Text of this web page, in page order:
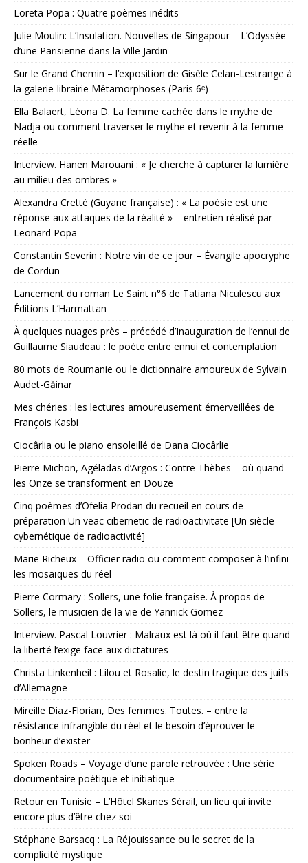
Loreta Popa : Quatre poèmes inédits
Julie Moulin: L’Insulation. Nouvelles de Singapour – L’Odyssée
d’une Parisienne dans la Ville Jardin
Sur le Grand Chemin – l’exposition de Gisèle Celan-Lestrange à
la galerie-librairie Métamorphoses (Paris 6ᵉ)
Ella Balaert, Léona D. La femme cachée dans le mythe de
Nadja ou comment traverser le mythe et revenir à la femme
réelle
Interview. Hanen Marouani : « Je cherche à capturer la lumière
au milieu des ombres »
Alexandra Cretté (Guyane française) : « La poésie est une
réponse aux attaques de la réalité » – entretien réalisé par
Leonard Popa
Constantin Severin : Notre vin de ce jour – Évangile apocryphe
de Cordun
Lancement du roman Le Saint n°6 de Tatiana Niculescu aux
Éditions L’Harmattan
À quelques nuages près – précédé d’Inauguration de l’ennui de
Guillaume Siaudeau : le poète entre ennui et contemplation
80 mots de Roumanie ou le dictionnaire amoureux de Sylvain
Audet-Găinar
Mes chéries : les lectures amoureusement émerveillées de
François Kasbi
Ciocârlia ou le piano ensoleillé de Dana Ciocârlie
Pierre Michon, Agéladas d’Argos : Contre Thèbes – où quand
les Onze se transforment en Douze
Cinq poèmes d’Ofelia Prodan du recueil en cours de
préparation Un veac cibernetic de radioactivitate [Un siècle
cybernétique de radioactivité]
Marie Richeux – Officier radio ou comment composer à l’infini
les mosaïques du réel
Pierre Cormary : Sollers, une folie française. À propos de
Sollers, le musicien de la vie de Yannick Gomez
Interview. Pascal Louvrier : Malraux est là où il faut être quand
la liberté l’exige face aux dictatures
Christa Linkenheil : Lilou et Rosalie, le destin tragique des juifs
d’Allemagne
Mireille Diaz-Florian, Des femmes. Toutes. – entre la
résistance infrangible du réel et le besoin d’éprouver le
bonheur d’exister
Spoken Roads – Voyage d’une parole retrouvée : Une série
documentaire poétique et initiatique
Retour en Tunisie – L’Hôtel Skanes Sérail, un lieu qui invite
encore plus d’être chez soi
Stéphane Barsacq : La Réjouissance ou le secret de la
complicité mystique